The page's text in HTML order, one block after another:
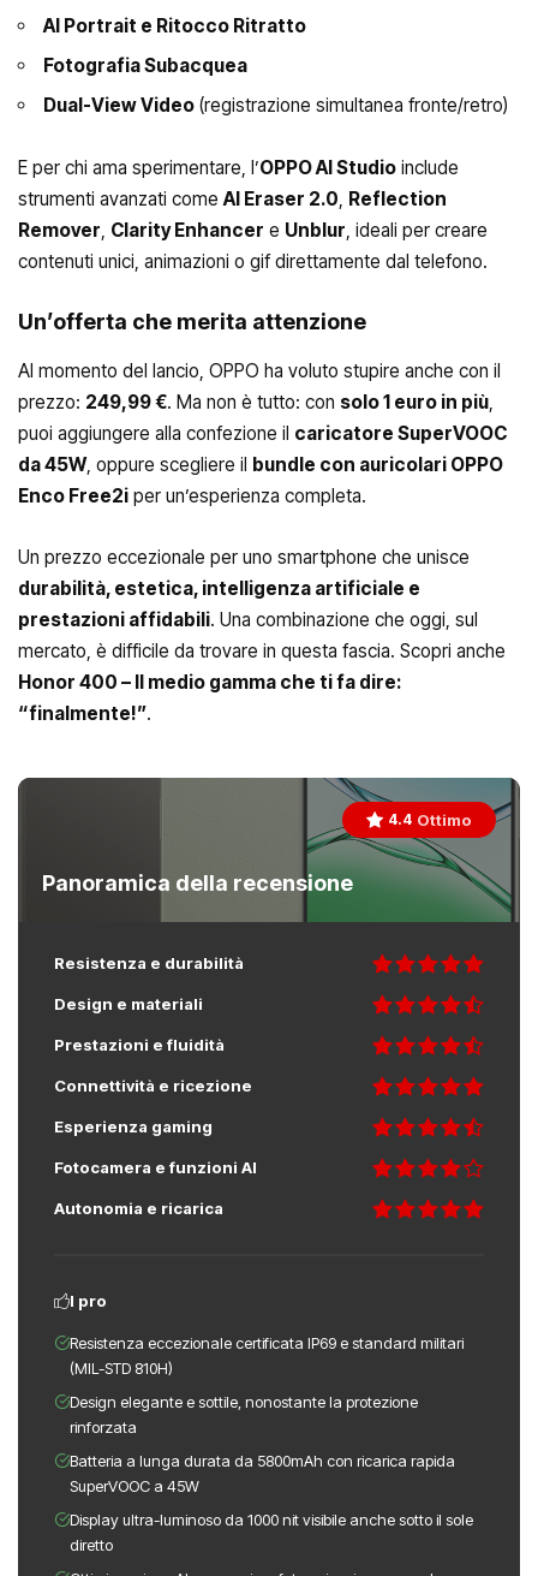
AI Portrait e Ritocco Ritratto
Fotografia Subacquea
Dual-View Video (registrazione simultanea fronte/retro)
E per chi ama sperimentare, l’OPPO AI Studio include
strumenti avanzati comeAI Eraser 2.0, Reflection
Remover, Clarity Enhancer e Unblur, ideali per creare
contenuti unici, animazioni o gif direttamente dal telefono.
Un’offerta che merita attenzione
Al momento del lancio, OPPO ha voluto stupire anche con il
prezzo: 249,99 €. Ma non è tutto: con solo 1 euro in più
puoi aggiungere alla confezione il caricatore SuperVOOC
da 45W, oppure scegliere il bundle con auricolari OPPO
Enco Free2i per un’esperienza completa.
Un prezzo eccezionale per uno smartphone che unisce
durabilità, estetica, intelligenza artificiale e
prestazioni affidabili. Una combinazione che oggi, sul
mercato, è difficile da trovare in questa fascia. Scopri anche
Honor 400 – Il medio gamma che ti fa dire:
“finalmente!”.
Panoramica della recensione
4.4 Ottimo
Resistenza e durabilità
Design e materiali
Prestazioni e fluidità
Connettività e ricezione
Esperienza gaming
Fotocamera e funzioni AI
Autonomia e ricarica
I pro
Resistenza eccezionale certificata IP69 e standard militari
(MIL-STD 810H)
Design elegante e sottile, nonostante la protezione
rinforzata
Batteria a lunga durata da 5800mAh con ricarica rapida
SuperVOOC a 45W
Display ultra-luminoso da 1000 nit visibile anche sotto il sole
diretto